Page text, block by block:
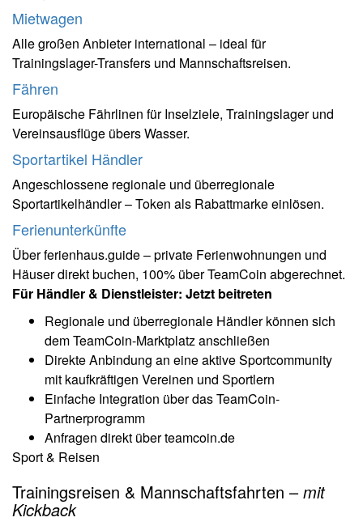
Mietwagen
Alle großen Anbieter international – ideal für
Trainingslager-Transfers und Mannschaftsreisen.
Fähren
Europäische Fährlinen für Inselziele, Trainingslager und
Vereinsausflüge übers Wasser.
Sportartikel Händler
Angeschlossene regionale und überregionale
Sportartikelhändler – Token als Rabattmarke einlösen.
Ferienunterkünfte
Über ferienhaus.guide – private Ferienwohnungen und
Häuser direkt buchen, 100% über TeamCoin abgerechnet.
Für Händler & Dienstleister: Jetzt beitreten
Regionale und überregionale Händler können sich
dem TeamCoin-Marktplatz anschließen
Direkte Anbindung an eine aktive Sportcommunity
mit kaufkräftigen Vereinen und Sportlern
Einfache Integration über das TeamCoin-
Partnerprogramm
Anfragen direkt über teamcoin.de
Sport & Reisen
Trainingsreisen & Mannschaftsfahrten – mit
Kickback